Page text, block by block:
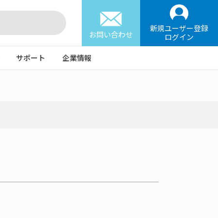
お問い合わせ
新規ユーザー登録
ログイン
サポート 企業情報